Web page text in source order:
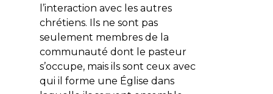
l’interaction avec les autres
chrétiens. Ils ne sont pas
seulement membres de la
communauté dont le pasteur
s’occupe, mais ils sont ceux avec
qui il forme une Église dans